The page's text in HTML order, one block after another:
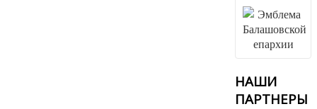
НАШИ
ПАРТНЕРЫ